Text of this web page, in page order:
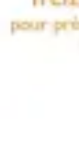
Marketing Mail
Stratégies de base
outilsOptimisation